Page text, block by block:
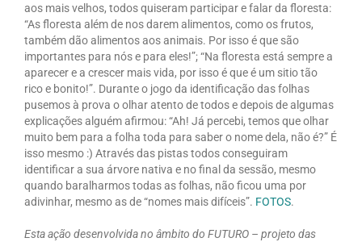
aos mais velhos, todos quiseram participar e falar da floresta:
“As floresta além de nos darem alimentos, como os frutos,
também dão alimentos aos animais. Por isso é que são
importantes para nós e para eles!”; “Na floresta está sempre a
aparecer e a crescer mais vida, por isso é que é um sitio tão
rico e bonito!”. Durante o jogo da identificação das folhas
pusemos à prova o olhar atento de todos e depois de algumas
explicações alguém afirmou: “Ah! Já percebi, temos que olhar
muito bem para a folha toda para saber o nome dela, não é?” É
isso mesmo :) Através das pistas todos conseguiram
identificar a sua árvore nativa e no final da sessão, mesmo
quando baralharmos todas as folhas, não ficou uma por
adivinhar, mesmo as de “nomes mais difíceis”. FOTOS.
Esta ação desenvolvida no âmbito do FUTURO – projeto das